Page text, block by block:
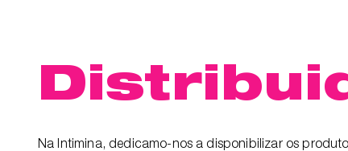
Na Intimina, dedicamo-nos a disponibilizar os